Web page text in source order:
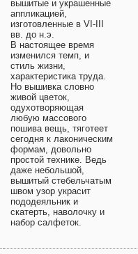
вышитые и украшенные
аппликацией,
изготовленные в VI-III
вв. до н.э.
В настоящее время
изменился темп, и
стиль жизни,
характеристика труда.
Но вышивка словно
живой цветок,
одухотворяющая
любую массового
пошива вещь, тяготеет
сегодня к лаконическим
формам, довольно
простой технике. Ведь
даже небольшой,
вышитый стебельчатым
швом узор украсит
пододеяльник и
скатерть, наволочку и
набор салфеток.